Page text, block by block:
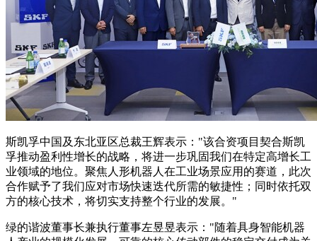
斯凯孚中国及东北亚区总裁王辉表示："该合资项目契合斯凯
孚推动盈利性增长的战略，将进一步巩固我们在特定高增长工
业领域的地位。聚焦人形机器人在工业场景应用的赛道，此次
合作赋予了我们应对市场快速迭代所需的敏捷性；同时依托双
方的核心技术，将切实支持整个行业的发展。"
绿的谐波董事长兼执行董事左昱昱表示："随着具身智能机器